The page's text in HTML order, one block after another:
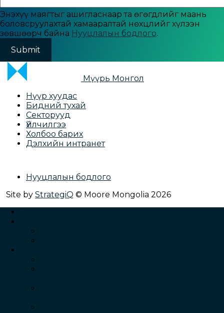
Энэхүү маягтыг ашигласнаар та өгөгдлийг маань
боловсруулахтай хамааралтай нөхцлийг хүлээн
зөвшөөрч байна Нууцлалын бодлого.
Мүүрь Монгол
Нүүр хуудас
Бидний тухай
Секторууд
Үйлчилгээ
Холбоо барих
Дэлхийн интранет
Нууцлалын бодлого
Site by StrategiQ © Moore Mongolia 2026